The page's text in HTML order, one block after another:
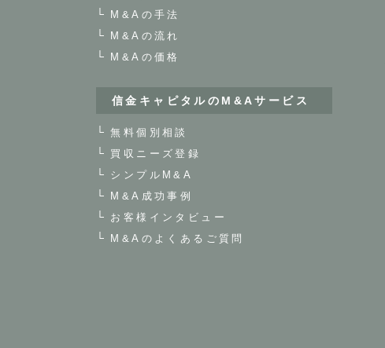
M&Aの手法
M&Aの流れ
M&Aの価格
信金キャピタルのM&Aサービス
無料個別相談
買収ニーズ登録
シンプルM&A
M&A成功事例
お客様インタビュー
M&Aのよくあるご質問